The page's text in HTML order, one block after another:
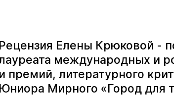
Рецензия Елены Крюковой -
международных и
и премий, литературного
Юниора Мирного «Город для